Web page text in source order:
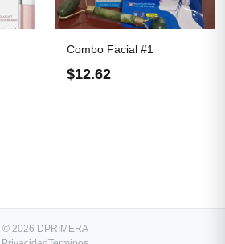
Combo Facial #1
$12.62
© 2026 DPRIMERA